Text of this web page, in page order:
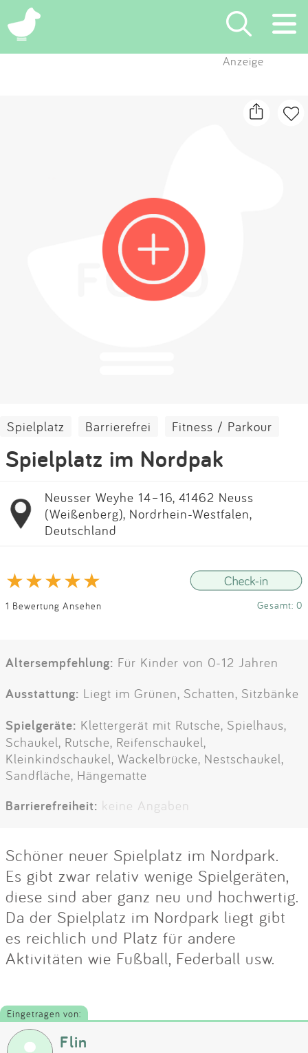
×
Blog
Partner
Kontakt
Impressum
Anzeige
Spielplatz Barrierefrei Fitness / Parkour
Spielplatz im Nordpak
Neusser Weyhe 14–16, 41462 Neuss
(Weißenberg), Nordrhein-Westfalen,
Deutschland
1 Bewertung Ansehen Gesamt: 0
Altersempfehlung: Für Kinder von 0-12 Jahren
Ausstattung: Liegt im Grünen, Schatten, Sitzbänke
Spielgeräte: Klettergerät mit Rutsche, Spielhaus,
Schaukel, Rutsche, Reifenschaukel,
Kleinkindschaukel, Wackelbrücke, Nestschaukel,
Sandfläche, Hängematte
Barrierefreiheit: keine Angaben
Schöner neuer Spielplatz im Nordpark.
Es gibt zwar relativ wenige Spielgeräten,
diese sind aber ganz neu und hochwertig.
Da der Spielplatz im Nordpark liegt gibt
es reichlich und Platz für andere
Aktivitäten wie Fußball, Federball usw.
Eingetragen von:
Flin